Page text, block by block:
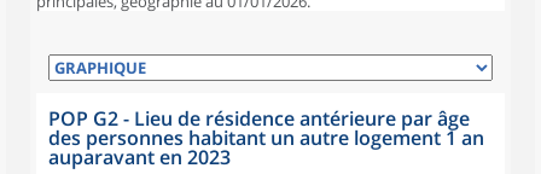
POP G2 - Lieu de résidence antérieure par âge
des personnes habitant un autre logement 1 an
auparavant en 2023